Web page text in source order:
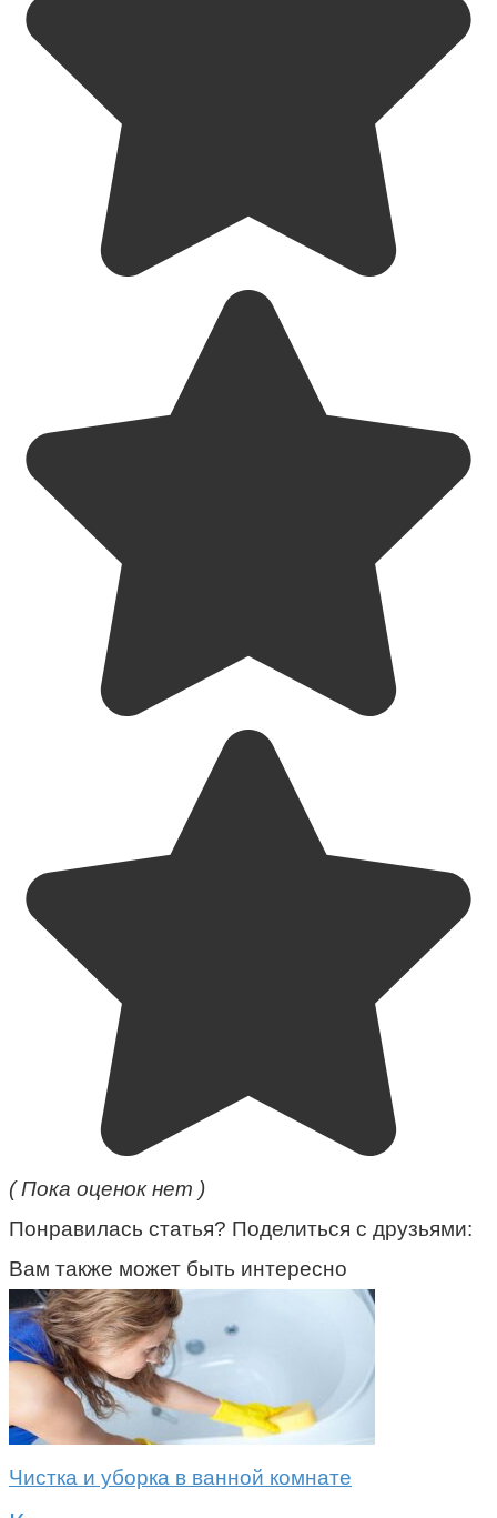
( Пока оценок нет )
Понравилась статья? Поделиться с друзьями:
Вам также может быть интересно
Чистка и уборка в ванной комнате